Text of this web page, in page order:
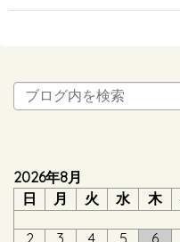
2026年8月
日
月 火 水 木
2
3 4 5 6